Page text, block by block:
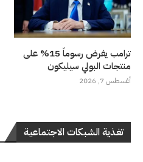
ترامب يفرض رسوماً 15% على
منتجات البولي سيليكون
أغسطس 7, 2026
تغذية الشبكات الاجتماعية